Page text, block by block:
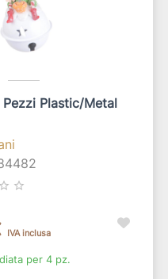
Plastic/metal
star_border star_border
IVA inclusa
per 4 pz.